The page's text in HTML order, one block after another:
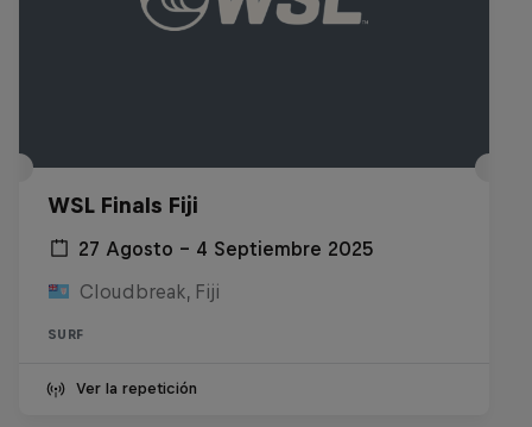
WSL Finals Fiji
27 Agosto – 4 Septiembre 2025
Cloudbreak, Fiji
SURF
Ver la repetición